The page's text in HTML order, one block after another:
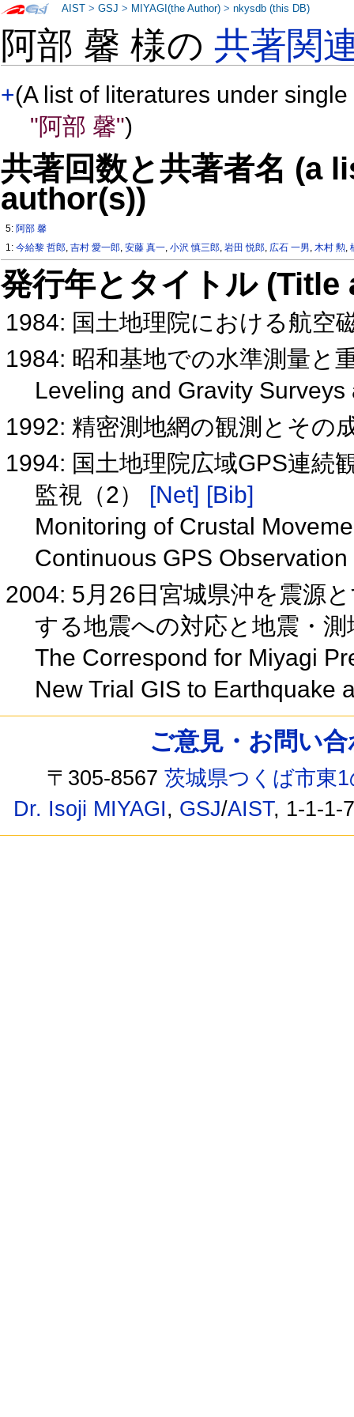
阿部 馨 様の共著関
+(A list of literatures under
"阿部 馨")
共著回数と共著者名 (a
author(s))
5: 阿部 馨
1:今給黎 哲郎,吉村 愛一郎,安藤 真一,小沢 慎三郎,岩田 悦郎, 広石 一男,木村 勲,
発行年とタイトル
1984: 国土地理院における航空
1984: 昭和基地での水準測量と
Leveling and Gravity
1992: 精密測地網の観測とその
1994: 国土地理院広域GPS連続
監視（2）
[Net] [Bib]
Monitoring of Crustal
Continuous GPS
2004: 5月26日宮城県沖を震源
する地震への対応と地震・
The Correspond for Miyagi
New Trial GIS to Earthquake
AIST >GSJ > MIYAGI(the Author) >nkysdb (this DB)
ご意見・お問い
〒305-8567茨城県つくば市東
Dr. Isoji MIYAGI, GSJ/AIST, 1-1-1-